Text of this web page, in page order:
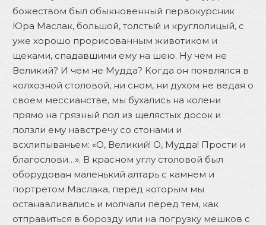
божеством был обыкновенный первокурсник
Юра Маслак, большой, толстый и круглолицый, с
уже хорошо прорисованным животиком и
щеками, спадавшими ему на шею. Ну чем не
Великий? И чем не Мудда? Когда он появлялся в
колхозной столовой, ни сном, ни духом не ведая о
своем мессианстве, мы бухались на колени
прямо на грязный пол из щелястых досок и
ползли ему навстречу со стонами и
всхлипываньем: «О, Великий! О, Мудда! Прости и
благослови…». В красном углу столовой был
оборудован маленький алтарь с камнем и
портретом Маслака, перед которым мы
останавливались и молчали перед тем, как
отправиться в борозду или на погрузку мешков с